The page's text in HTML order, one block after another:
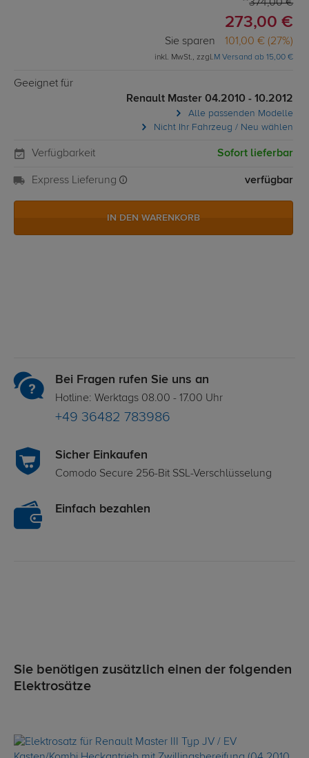
374,00 €
273,00 €
Sie sparen 101,00 € (27%)
inkl. MwSt., zzgl.M Versand ab 15,00 €
Geeignet für
Renault Master 04.2010 - 10.2012
Alle passenden Modelle
Nicht Ihr Fahrzeug / Neu wählen
Verfügbarkeit Sofort lieferbar
Express Lieferung verfügbar
IN DEN WARENKORB
Bei Fragen rufen Sie uns an
Hotline: Werktags 08.00 - 17.00 Uhr
+49 36482 783986
Sicher Einkaufen
Comodo Secure 256-Bit SSL-Verschlüsselung
Einfach bezahlen
Sie benötigen zusätzlich einen der folgenden
Elektrosätze